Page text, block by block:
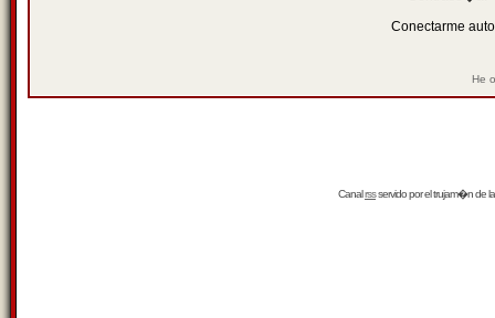
Conectarme
He
Canalrssservido por eltrujam�nde